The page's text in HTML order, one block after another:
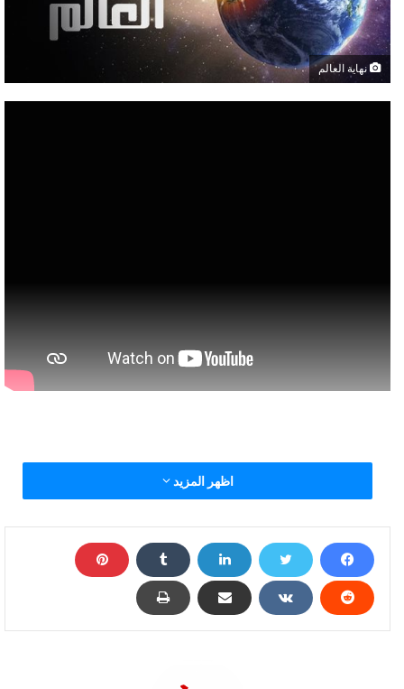
نهاية العالم
أحداث مثيرة تغزو العالم في 2020 بعد كورونا..(فيديو)اظهر المزيد